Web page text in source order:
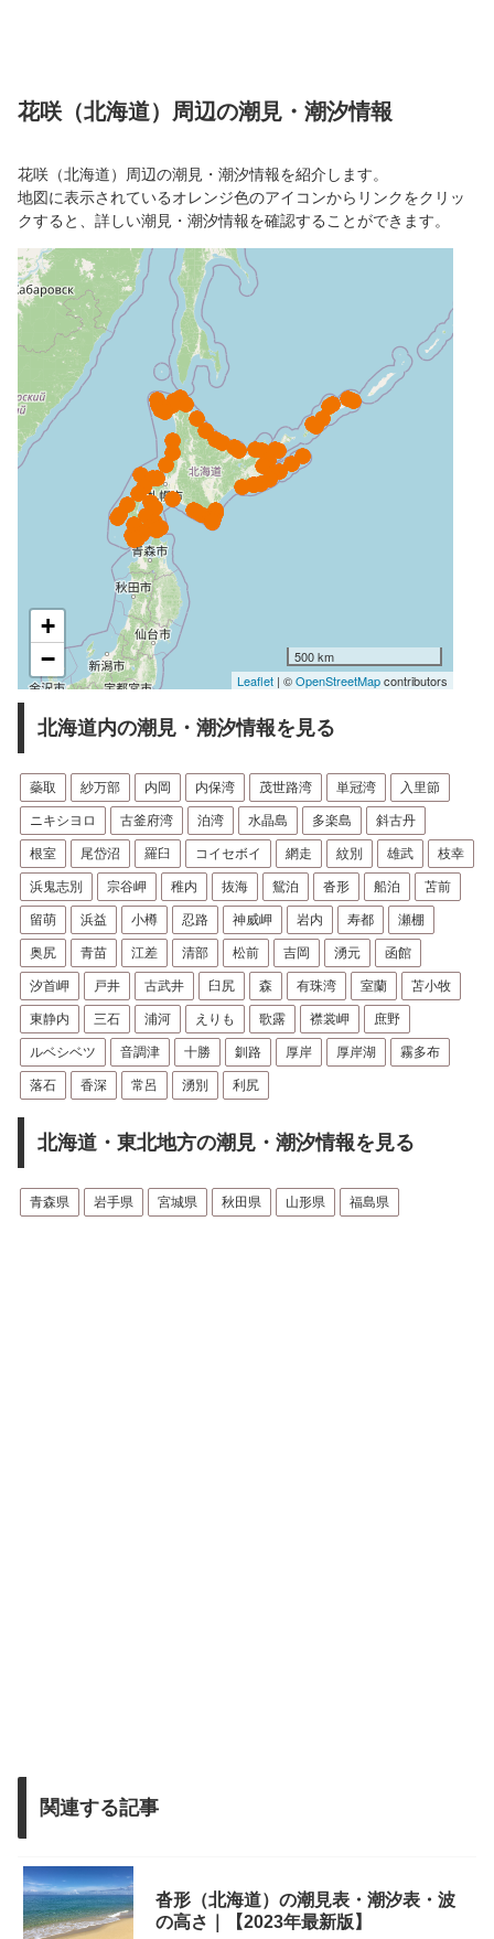
花咲（北海道）周辺の潮見・潮汐情報
花咲（北海道）周辺の潮見・潮汐情報を紹介します。
地図に表示されているオレンジ色のアイコンからリンクをクリッ
クすると、詳しい潮見・潮汐情報を確認することができます。
+
−
500 km
Leaflet | ©OpenStreetMapcontributors
北海道内の潮見・潮汐情報を見る
蘂取 紗万部 内岡 内保湾 茂世路湾 単冠湾 入里節
ニキシヨロ 古釜府湾 泊湾 水晶島 多楽島 斜古丹
根室 尾岱沼 羅臼 コイセボイ 網走 紋別 雄武 枝幸
浜鬼志別 宗谷岬 稚内 抜海 鴛泊 沓形 船泊 苫前
留萌 浜益 小樽 忍路 神威岬 岩内 寿都 瀬棚
奥尻 青苗 江差 清部 松前 吉岡 湧元 函館
汐首岬 戸井 古武井 臼尻 森 有珠湾 室蘭 苫小牧
東静内 三石 浦河 えりも 歌露 襟裳岬 庶野
ルベシベツ 音調津 十勝 釧路 厚岸 厚岸湖 霧多布
落石 香深 常呂 湧別 利尻
北海道・東北地方の潮見・潮汐情報を見る
青森県 岩手県 宮城県 秋田県 山形県 福島県
関連する記事
沓形（北海道）の潮見表・潮汐表・波
の高さ｜【2023年最新版】